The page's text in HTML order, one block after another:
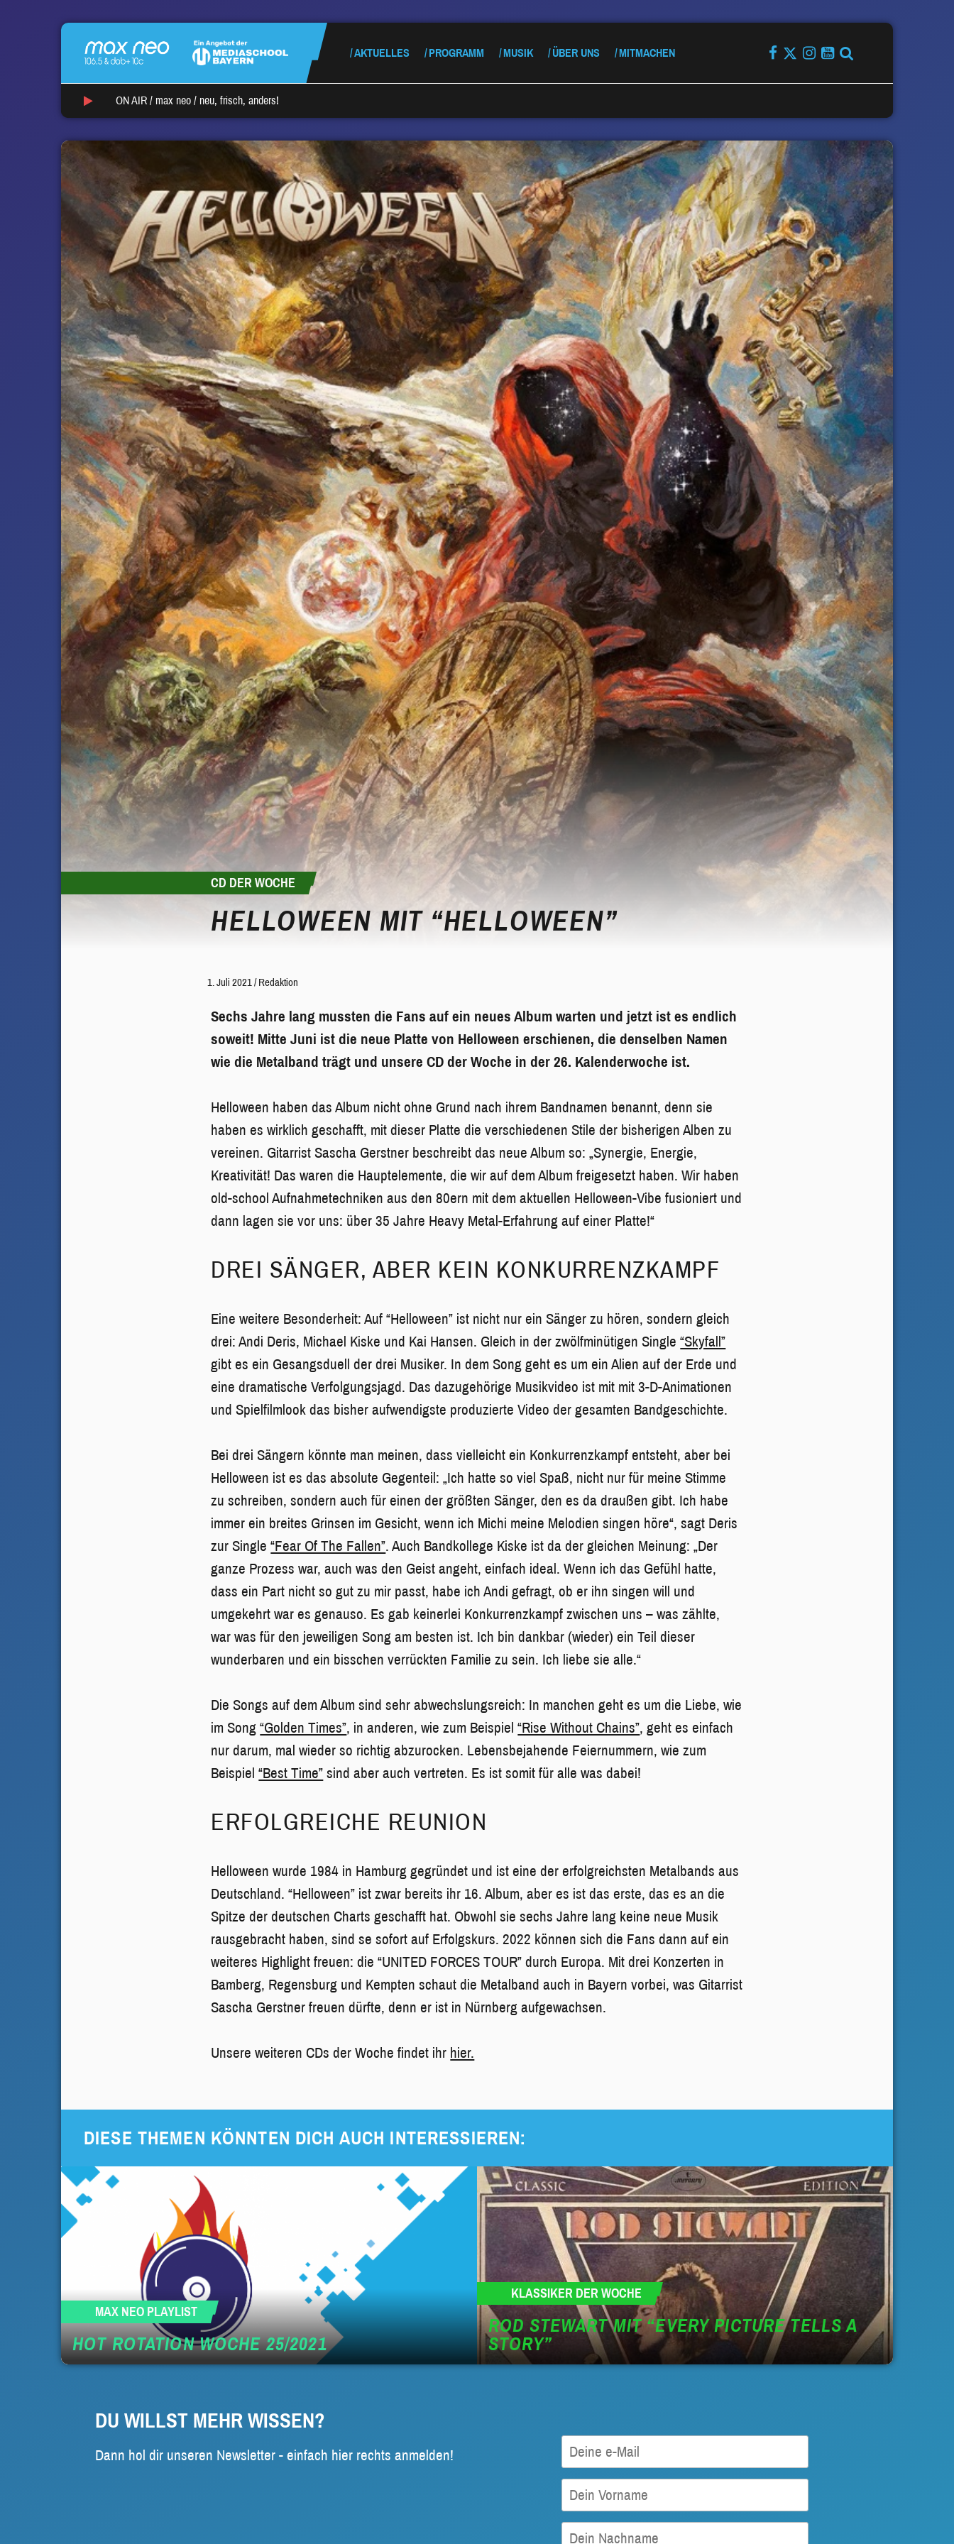
AKTUELLES PROGRAMM MUSIK ÜBER UNS MITMACHEN
ON AIR / max neo / neu, frisch, anders!
CD DER WOCHE
HELLOWEEN MIT “HELLOWEEN”
1. Juli 2021/Redaktion
Sechs Jahre lang mussten die Fans auf ein neues Album warten und jetzt ist es endlich
soweit! Mitte Juni ist die neue Platte von Helloween erschienen, die denselben Namen
wie die Metalband trägt und unsere CD der Woche in der 26. Kalenderwoche ist.
Helloween haben das Album nicht ohne Grund nach ihrem Bandnamen benannt, denn sie
haben es wirklich geschafft, mit dieser Platte die verschiedenen Stile der bisherigen Alben zu
vereinen. Gitarrist Sascha Gerstner beschreibt das neue Album so: „Synergie, Energie,
Kreativität! Das waren die Hauptelemente, die wir auf dem Album freigesetzt haben. Wir haben
old-school Aufnahmetechniken aus den 80ern mit dem aktuellen Helloween-Vibe fusioniert und
dann lagen sie vor uns: über 35 Jahre Heavy Metal-Erfahrung auf einer Platte!“
DREI SÄNGER, ABER KEIN KONKURRENZKAMPF
Eine weitere Besonderheit: Auf “Helloween” ist nicht nur ein Sänger zu hören, sondern gleich
drei: Andi Deris, Michael Kiske und Kai Hansen. Gleich in der zwölfminütigen Single“Skyfall”
gibt es ein Gesangsduell der drei Musiker. In dem Song geht es um ein Alien auf der Erde und
eine dramatische Verfolgungsjagd. Das dazugehörige Musikvideo ist mit mit 3-D-Animationen
und Spielfilmlook das bisher aufwendigste produzierte Video der gesamten Bandgeschichte.
Bei drei Sängern könnte man meinen, dass vielleicht ein Konkurrenzkampf entsteht, aber bei
Helloween ist es das absolute Gegenteil: „Ich hatte so viel Spaß, nicht nur für meine Stimme
zu schreiben, sondern auch für einen der größten Sänger, den es da draußen gibt. Ich habe
immer ein breites Grinsen im Gesicht, wenn ich Michi meine Melodien singen höre“, sagt Deris
zur Single“Fear Of The Fallen”. Auch Bandkollege Kiske ist da der gleichen Meinung: „Der
ganze Prozess war, auch was den Geist angeht, einfach ideal. Wenn ich das Gefühl hatte,
dass ein Part nicht so gut zu mir passt, habe ich Andi gefragt, ob er ihn singen will und
umgekehrt war es genauso. Es gab keinerlei Konkurrenzkampf zwischen uns – was zählte,
war was für den jeweiligen Song am besten ist. Ich bin dankbar (wieder) ein Teil dieser
wunderbaren und ein bisschen verrückten Familie zu sein. Ich liebe sie alle.“
Die Songs auf dem Album sind sehr abwechslungsreich: In manchen geht es um die Liebe, wie
im Song“Golden Times”, in anderen, wie zum Beispiel“Rise Without Chains”, geht es einfach
nur darum, mal wieder so richtig abzurocken. Lebensbejahende Feiernummern, wie zum
Beispiel“Best Time” sind aber auch vertreten. Es ist somit für alle was dabei!
ERFOLGREICHE REUNION
Helloween wurde 1984 in Hamburg gegründet und ist eine der erfolgreichsten Metalbands aus
Deutschland. “Helloween” ist zwar bereits ihr 16. Album, aber es ist das erste, das es an die
Spitze der deutschen Charts geschafft hat. Obwohl sie sechs Jahre lang keine neue Musik
rausgebracht haben, sind se sofort auf Erfolgskurs. 2022 können sich die Fans dann auf ein
weiteres Highlight freuen: die “UNITED FORCES TOUR” durch Europa. Mit drei Konzerten in
Bamberg, Regensburg und Kempten schaut die Metalband auch in Bayern vorbei, was Gitarrist
Sascha Gerstner freuen dürfte, denn er ist in Nürnberg aufgewachsen.
Unsere weiteren CDs der Woche findet ihr hier.
DIESE THEMEN KÖNNTEN DICH AUCH INTERESSIEREN:
MAX NEO PLAYLIST
HOT ROTATION WOCHE 25/2021
KLASSIKER DER WOCHE
ROD STEWART MIT “EVERY PICTURE TELLS A
STORY”
DU WILLST MEHR WISSEN?
Dann hol dir unseren Newsletter - einfach hier rechts anmelden!